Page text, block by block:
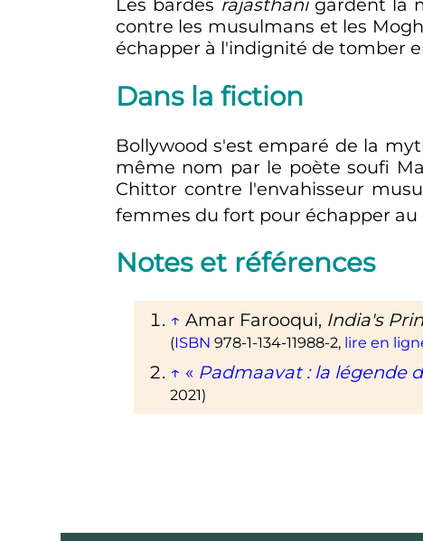
Les bardes rajasthanigardent la
contre les musulmans et les
échapper à l'indignité de tomber
Dans la fiction
Bollywood s'est emparé de la
même nom par le poète soufi
Chittor contre l'envahisseur
femmes du fort pour échapper
Notes et références
↑ Amar Farooqui, India's
(ISBN 978-1-134-11988-2, lire en
↑ « Padmaavat : la légende
2021)